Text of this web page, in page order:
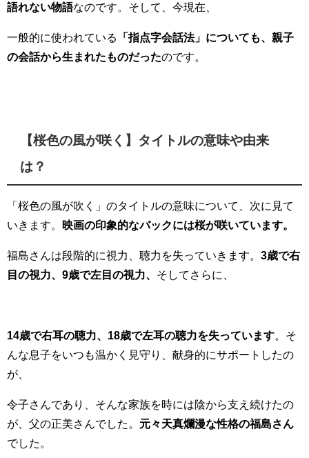
語れない物語なのです。そして、今現在、
一般的に使われている
「指点字会話法」についても、親子
の会話から生まれたものだったのです。
【桜色の風が咲く】タイトルの意味や由来
は？
「桜色の風が吹く」のタイトルの意味について、次に見て
いきます。
映画の印象的なバックには桜が咲いています。
福島さんは段階的に視力、聴力を失っていきます。 3歳で右
目の視力、9歳で左目の視力、 そしてさらに、
14歳で右耳の聴力、18歳で左耳の聴力を失っています 。そ
んな息子をいつも温かく見守り、献身的にサポートしたの
が、
令子さんであり、そんな家族を時には陰から支え続けたの
が、父の正美さんでした。 元々天真爛漫な性格の福島さん
でした。